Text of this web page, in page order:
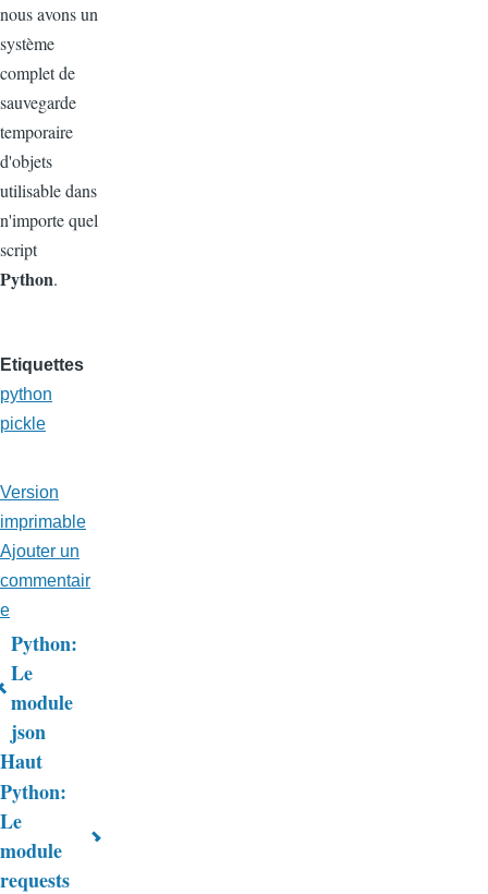
nous avons un
système
complet de
sauvegarde
temporaire
d'objets
utilisable dans
n'importe quel
script
Python.
Etiquettes
python
pickle
Version
imprimable
Ajouter un
commentair
e
Liens
transversaux
de
livre
pour
Trucs
Python:
Le
module
json
Haut
Python:
Le
module
requests